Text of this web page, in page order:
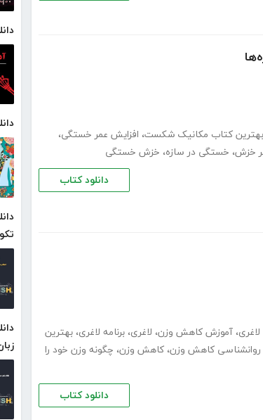
بهترین کتاب مکانیک شکست، افزایش عمر خستگی،
خزش، خستگی در سازه، خزش خستگی
دانلود کتاب
، آموزش کاهش وزن، لاغری، برنامه لاغری، بهترین
روانشناسی کاهش وزن، کاهش وزن، چگونه وزن خود را
دانلود کتاب